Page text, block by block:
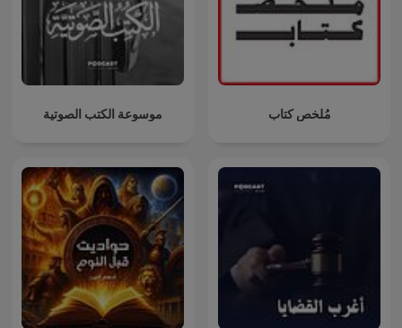
مُلخص كتاب موسوعة الكتب الصوتية